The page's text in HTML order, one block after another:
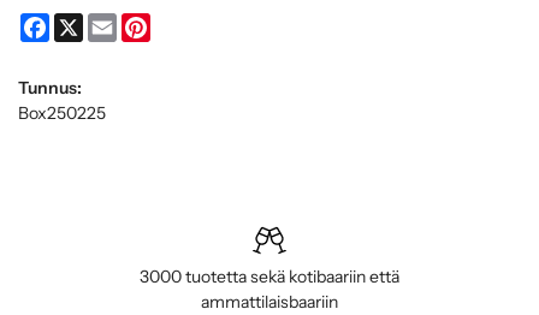
Facebook
X Email
Tunnus:
Box250225
3000 tuotetta sekä kotibaariin että
ammattilaisbaariin